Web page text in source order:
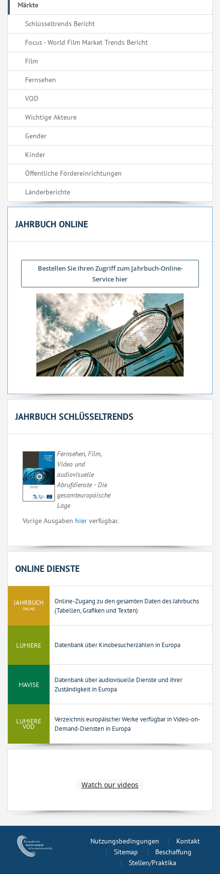
Märkte
Schlüsseltrends Bericht
Focus - World Film Market Trends Bericht
Film
Fernsehen
VOD
Wichtige Akteure
Gender
Kinder
Öffentliche Fördereinrichtungen
Länderberichte
JAHRBUCH ONLINE
Bestellen Sie Ihren Zugriff zum Jahrbuch-Online-
Service hier
JAHRBUCH SCHLÜSSELTRENDS
Fernsehen, Film,
Video und
audiovisuelle
Abrufdienste - Die
gesamteuropäische
Lage
Vorige Ausgaben hier verfügbar.
ONLINE DIENSTE
JAHRBUCH
ONLINE
Online-Zugang zu den gesamten Daten des Jahrbuchs
(Tabellen, Grafiken und Texten)
LUMIERE Datenbank über Kinobesucherzahlen in Europa
MAVISE
Datenbank über audiovisuelle Dienste und ihrer
Zuständigkeit in Europa
LUMIERE
VOD
Verzeichnis europäischer Werke verfügbar in Video-on-
Demand-Diensten in Europa
Watch our videos
Nutzungsbedingungen
Kontakt
Sitemap
Beschaffung
Stellen/Praktika